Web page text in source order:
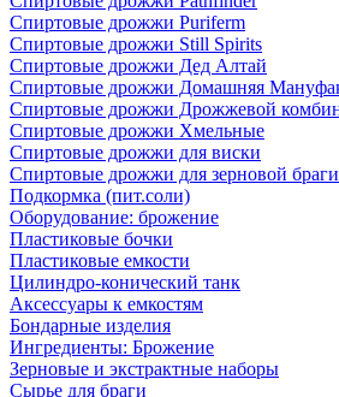
Спиртовые дрожжи Puriferm
Спиртовые дрожжи Still Spirits
Спиртовые дрожжи Дед Алтай
Спиртовые дрожжи Домашняя
Спиртовые дрожжи Дрожжевой
Спиртовые дрожжи Хмельные
Спиртовые дрожжи для виски
Спиртовые дрожжи для зерновой браги
Подкормка (пит.соли)
Оборудование: брожение
Пластиковые бочки
Пластиковые емкости
Цилиндро-конический танк
Аксессуары к емкостям
Бондарные изделия
Ингредиенты: Брожение
Зерновые и экстрактные наборы
Сырье для браги